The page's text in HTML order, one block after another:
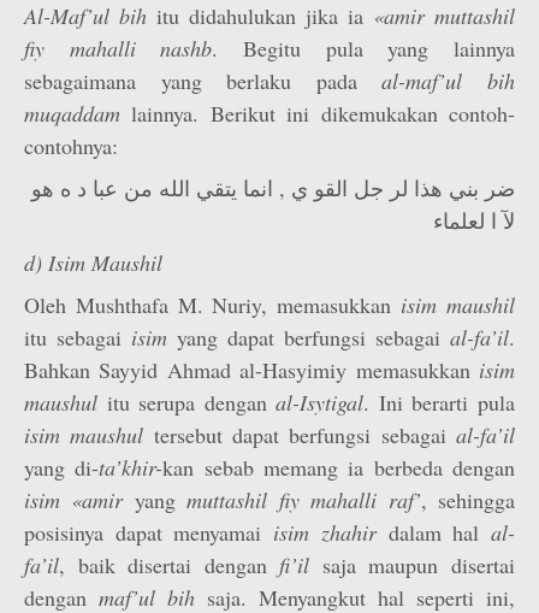
Al-Maf’­ul bih itu didahulukan jika ia «amir muttashil
fiy mahalli nashb. Begitu pula yang lainnya
sebagaimana yang berlaku padaal-maf’­ul bih
muqaddamlainnya. Berikut ini dikemukakan contoh-
contohnya:
ضر بني هذا لر جل القو ي , انما يتقي الله من عبا د ه هو
لآ ا لعلماء
d) Isim Maushil
Oleh Mushthafa M. Nuriy, memasukkan isim maushil
itu sebagai isim yang dapat berfungsi sebagai al-fa’il.
Bahkan Sayyid Ahmad al-Hasyimiy memasukkanisim
maush­ul itu serupa denganal-Isytigal. Ini berarti pula
isim maushul tersebut dapat berfungsi sebagaial-fa’il
yang di-ta’khir-kan sebab memang ia berbeda dengan
isim «amiryangmuttashil fiy mahalli raf’, sehingga
posisinya dapat menyamai isim zhahirdalam halal-
fa’il, baik disertai dengan fi’il saja maupun disertai
dengan maf’­ul bih saja. Menyangkut hal seperti ini,